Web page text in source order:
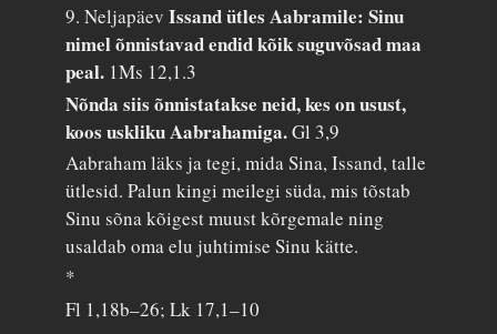
9. NeljapäevIssand ütles Aabramile: Sinu
nimel õnnistavad endid kõik suguvõsad maa
peal. 1Ms 12,1.3
Nõnda siis õnnistatakse neid, kes on usust,
koos uskliku Aabrahamiga.Gl 3,9
Aabraham läks ja tegi, mida Sina, Issand, talle
ütlesid. Palun kingi meilegi süda, mis tõstab
Sinu sõna kõigest muust kõrgemale ning
usaldab oma elu juhtimise Sinu kätte.
*
Fl 1,18b–26; Lk 17,1–10